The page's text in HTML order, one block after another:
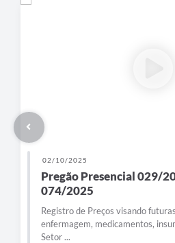
02/10/2025
Pregão Presencial 029/
074/2025
Registro de Preços visando
enfermagem, medicamentos,
Setor ...